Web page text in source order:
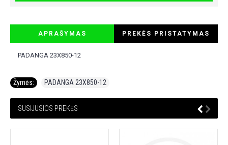
APRAŠYMAS PREKĖS PRISTATYMAS
PADANGA 23X850-12
Žymės: PADANGA 23X850-12
SUSIJUSIOS PREKĖS